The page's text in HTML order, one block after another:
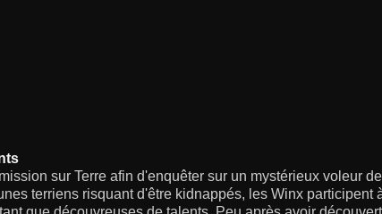
sur Terre afin d'enquêter sur un mystérieux voleur
terriens risquant d'être kidnappés, les Winx participent